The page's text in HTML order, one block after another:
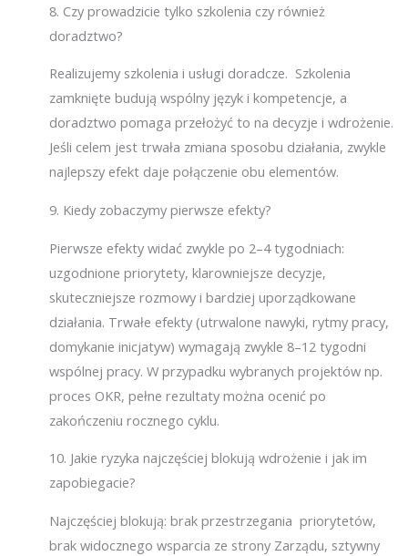
8. Czy prowadzicie tylko szkolenia czy również
doradztwo?
Realizujemy szkolenia i usługi doradcze. Szkolenia
zamknięte budują wspólny język i kompetencje, a
doradztwo pomaga przełożyć to na decyzje i wdrożenie.
Jeśli celem jest trwała zmiana sposobu działania, zwykle
najlepszy efekt daje połączenie obu elementów.
9. Kiedy zobaczymy pierwsze efekty?
Pierwsze efekty widać zwykle po 2–4 tygodniach:
uzgodnione priorytety, klarowniejsze decyzje,
skuteczniejsze rozmowy i bardziej uporządkowane
działania. Trwałe efekty (utrwalone nawyki, rytmy pracy,
domykanie inicjatyw) wymagają zwykle 8–12 tygodni
wspólnej pracy. W przypadku wybranych projektów np.
proces OKR, pełne rezultaty można ocenić po
zakończeniu rocznego cyklu.
10. Jakie ryzyka najczęściej blokują wdrożenie i jak im
zapobiegacie?
Najczęściej blokują: brak przestrzegania priorytetów,
brak widocznego wsparcia ze strony Zarządu, sztywny